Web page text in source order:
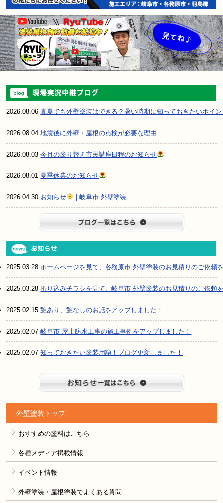
2026.08.06真夏でも外壁塗装はできる？暑い時期に知っておきたいポイン
2026.08.04地震後に外壁・屋根の点検が必要な理由
2026.08.03今月の塗り替え市民講座日程のお知らせ
2026.08.01 夏季休業のお知らせ
2026.04.30 お知らせ | 岐阜市 外壁塗装
2025.03.28ホームページを見て、各務原市 外壁塗装のお見積りのご依頼
2025.03.28折り込みチラシを見て、岐阜市 外壁塗装のお見積りのご依頼
2025.02.15艶あり、艶なしのお話をアップしました！
2025.02.07岐阜市 屋上防水工事の施工事例をアップしました！
2025.02.07知っておきたい塗装用語！ブログ更新しました！
外壁塗装トップ
おすすめの塗料はこちら
各種メディア掲載情報
イベント情報
外壁塗装・屋根塗装でよくある質問